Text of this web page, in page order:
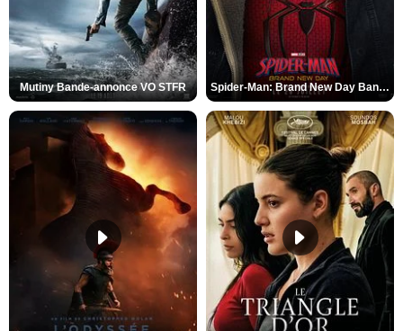
Mutiny Bande-annonce VO STFR Spider-Man: Brand New Day Bande-annonce VO STFR